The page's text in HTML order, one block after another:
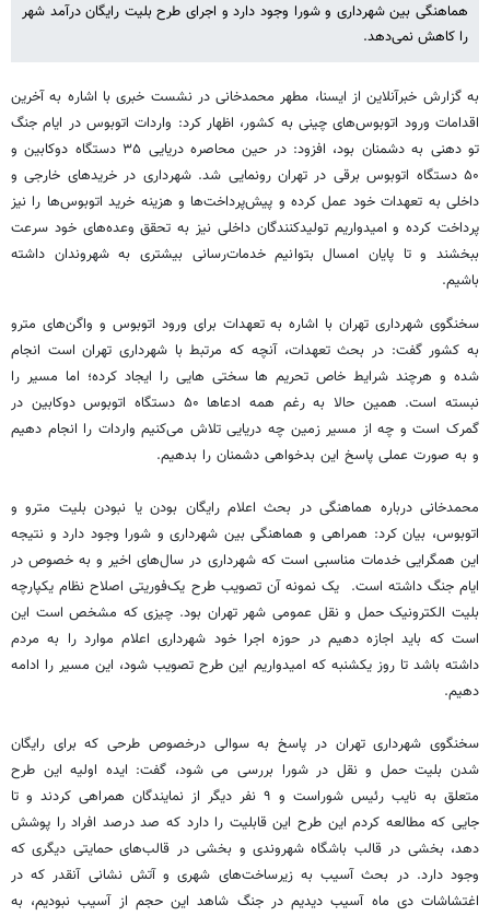
هماهنگی بین شهرداری و شورا وجود دارد و اجرای طرح بلیت رایگان درآمد شهر
را کاهش نمی‌دهد.
به گزارش خبرآنلاین از ایسنا، مطهر محمدخانی در نشست خبری با اشاره به آخرین
اقدامات ورود اتوبوس‌های چینی به کشور، اظهار کرد: واردات اتوبوس در ایام جنگ
تو دهنی به دشمنان بود، افزود: در حین محاصره دریایی ۳۵ دستگاه دوکابین و
۵۰ دستگاه اتوبوس برقی در تهران رونمایی شد. شهرداری در خریدهای خارجی و
داخلی به تعهدات خود عمل کرده و پیش‌پرداخت‌ها و هزینه خرید اتوبوس‌ها را نیز
پرداخت کرده و امیدواریم تولیدکنندگان داخلی نیز به تحقق وعده‌های خود سرعت
ببخشند و تا پایان امسال بتوانیم خدمات‌رسانی بیشتری به شهروندان داشته
باشیم.
سخنگوی شهرداری تهران با اشاره به تعهدات برای ورود اتوبوس و واگن‌های مترو
به کشور گفت: در بحث تعهدات، آنچه که مرتبط با شهرداری تهران است انجام
شده و هرچند شرایط خاص تحریم ها سختی هایی را ایجاد کرده؛ اما مسیر را
نبسته است. همین حالا به رغم همه ادعاها ۵۰ دستگاه اتوبوس دوکابین در
گمرک است و چه از مسیر زمین چه دریایی تلاش می‌کنیم واردات را انجام دهیم
و به صورت عملی پاسخ این بدخواهی دشمنان را بدهیم.
محمدخانی درباره هماهنگی در بحث اعلام رایگان بودن یا نبودن بلیت مترو و
اتوبوس، بیان کرد: همراهی و هماهنگی بین شهرداری و شورا وجود دارد و نتیجه
این همگرایی خدمات‌ مناسبی است که شهرداری‌ در سال‌های اخیر و به خصوص در
ایام جنگ داشته است. یک نمونه آن تصویب طرح یک‌فوریتی اصلاح نظام یکپارچه
بلیت الکترونیک حمل و نقل عمومی شهر تهران بود. چیزی که مشخص است این
است که باید اجازه دهیم در حوزه اجرا خود شهرداری اعلام موارد را به مردم
داشته باشد تا روز یکشنبه که امیدواریم این طرح تصویب شود، این مسیر را ادامه
دهیم.
سخنگوی شهرداری تهران در پاسخ به سوالی درخصوص طرحی که برای رایگان
شدن بلیت حمل و نقل در شورا بررسی می شود، گفت: ایده اولیه این طرح
متعلق به نایب رئیس شوراست و ۹ نفر دیگر از نمایندگان همراهی کردند و تا
جایی که مطالعه کردم این طرح این قابلیت را دارد که صد درصد افراد را پوشش
دهد، بخشی در قالب باشگاه شهروندی و بخشی در قالب‌های حمایتی دیگری که
وجود دارد. در بحث آسیب به زیرساخت‌های شهری و آتش نشانی آنقدر که در
اغتشاشات دی ماه آسیب دیدیم در جنگ شاهد این حجم از آسیب نبودیم، به